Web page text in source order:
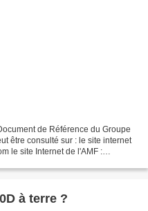
de Référence du Groupe
être consulté sur : le site internet
le site Internet de l'AMF :
à terre ?